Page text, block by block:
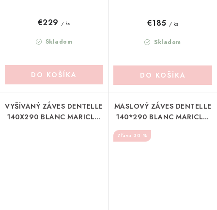
Skladom
€229 / ks
DO KOŠÍKA
Skladom
€185 / ks
DO KOŠÍKA
VYŠÍVANÝ ZÁVES DENTELLE
140X290 BLANC MARICLO
MASLOVÝ ZÁVES DENTELLE
140*290 BLANC MARICLO
30 %